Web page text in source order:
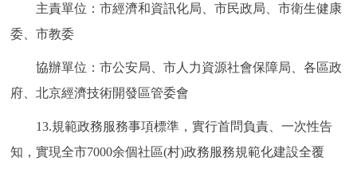
主責單位：市經濟和資訊化局、市民政局、市衛生健康
委、市教委
協辦單位：市公安局、市人力資源社會保障局、各區政
府、北京經濟技術開發區管委會
13.規範政務服務事項標準，實行首問負責、一次性告
知，實現全市7000余個社區(村)政務服務規範化建設全覆